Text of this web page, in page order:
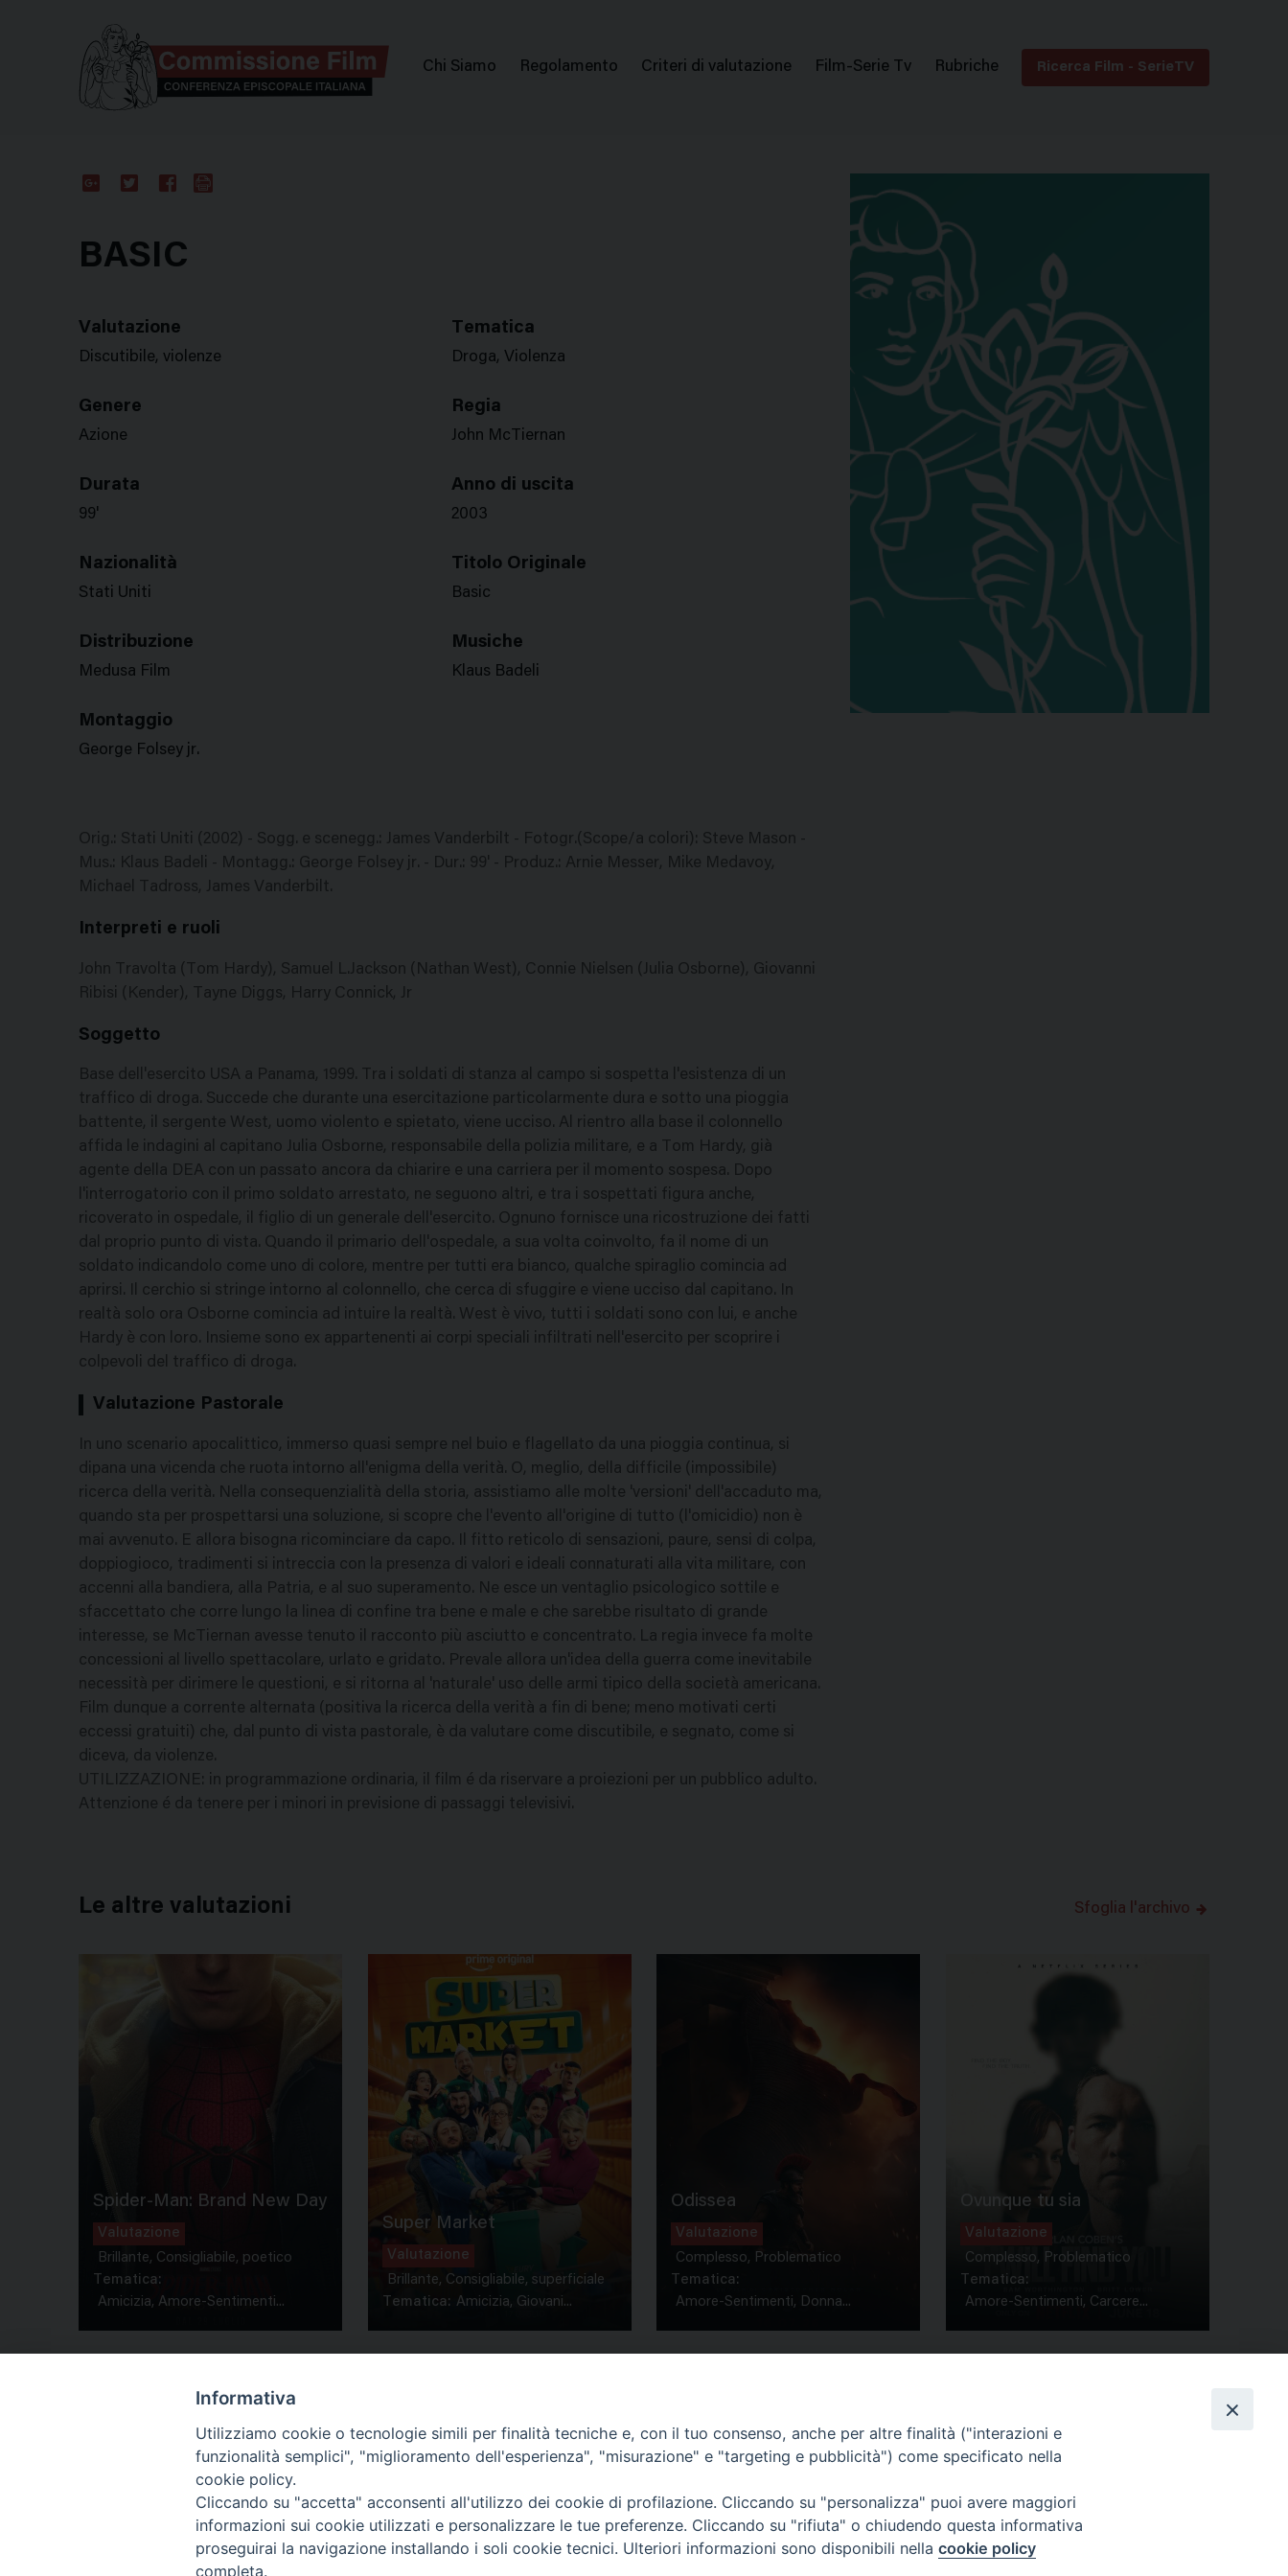
Menu
Chi Siamo Regolamento Criteri di valutazione Film-Serie Tv Rubriche Ricerca Film - SerieTV
BASIC
Valutazione
Discutibile, violenze
Tematica
Droga, Violenza
Genere
Azione
Regia
John McTiernan
Durata
99'
Anno di uscita
2003
Nazionalità
Stati Uniti
Titolo Originale
Basic
Distribuzione
Medusa Film
Musiche
Klaus Badeli
Montaggio
George Folsey jr.
Orig.: Stati Uniti (2002) - Sogg. e scenegg.: James Vanderbilt - Fotogr.(Scope/a colori): Steve Mason -
Mus.: Klaus Badeli - Montagg.: George Folsey jr. - Dur.: 99' - Produz.: Arnie Messer, Mike Medavoy,
Michael Tadross, James Vanderbilt.
Interpreti e ruoli
John Travolta (Tom Hardy), Samuel L.Jackson (Nathan West), Connie Nielsen (Julia Osborne), Giovanni
Ribisi (Kender), Tayne Diggs, Harry Connick, Jr
Soggetto
Base dell'esercito USA a Panama, 1999. Tra i soldati di stanza al campo si sospetta l'esistenza di un
traffico di droga. Succede che durante una esercitazione particolarmente dura e sotto una pioggia
battente, il sergente West, uomo violento e spietato, viene ucciso. Al rientro alla base il colonnello
affida le indagini al capitano Julia Osborne, responsabile della polizia militare, e a Tom Hardy, già
agente della DEA con un passato ancora da chiarire e una carriera per il momento sospesa. Dopo
l'interrogatorio con il primo soldato arrestato, ne seguono altri, e tra i sospettati figura anche,
ricoverato in ospedale, il figlio di un generale dell'esercito. Ognuno fornisce una ricostruzione dei fatti
dal proprio punto di vista. Quando il primario dell'ospedale, a sua volta coinvolto, fa il nome di un
soldato indicandolo come uno di colore, mentre per tutti era bianco, qualche spiraglio comincia ad
aprirsi. Il cerchio si stringe intorno al colonnello, che cerca di sfuggire e viene ucciso dal capitano. In
realtà solo ora Osborne comincia ad intuire la realtà. West è vivo, tutti i soldati sono con lui, e anche
Hardy è con loro. Insieme sono ex appartenenti ai corpi speciali infiltrati nell'esercito per scoprire i
colpevoli del traffico di droga.
Valutazione Pastorale
In uno scenario apocalittico, immerso quasi sempre nel buio e flagellato da una pioggia continua, si
dipana una vicenda che ruota intorno all'enigma della verità. O, meglio, della difficile (impossibile)
ricerca della verità. Nella consequenzialità della storia, assistiamo alle molte 'versioni' dell'accaduto ma,
quando sta per prospettarsi una soluzione, si scopre che l'evento all'origine di tutto (l'omicidio) non è
mai avvenuto. E allora bisogna ricominciare da capo. Il fitto reticolo di sensazioni, paure, sensi di colpa,
doppiogioco, tradimenti si intreccia con la presenza di valori e ideali connaturati alla vita militare, con
accenni alla bandiera, alla Patria, e al suo superamento. Ne esce un ventaglio psicologico sottile e
sfaccettato che corre lungo la linea di confine tra bene e male e che sarebbe risultato di grande
interesse, se McTiernan avesse tenuto il racconto più asciutto e concentrato. La regia invece fa molte
concessioni al livello spettacolare, urlato e gridato. Prevale allora un'idea della guerra come inevitabile
necessità per dirimere le questioni, e si ritorna al 'naturale' uso delle armi tipico della società americana.
Film dunque a corrente alternata (positiva la ricerca della verità a fin di bene; meno motivati certi
eccessi gratuiti) che, dal punto di vista pastorale, è da valutare come discutibile, e segnato, come si
diceva, da violenze.
UTILIZZAZIONE: in programmazione ordinaria, il film é da riservare a proiezioni per un pubblico adulto.
Attenzione é da tenere per i minori in previsione di passaggi televisivi.
Le altre valutazioni Sfoglia l'archivo
Spider-Man: Brand New Day
Valutazione
Brillante, Consigliabile, poetico
Tematica:
Amicizia, Amore-Sentimenti...
Super Market
Valutazione
Brillante, Consigliabile, superficiale
Tematica: Amicizia, Giovani...
Odissea
Valutazione
Complesso, Problematico
Tematica:
Amore-Sentimenti, Donna...
Ovunque tu sia
Valutazione
Complesso, Problematico
Tematica:
Amore-Sentimenti, Carcere...
Contatti & Info
C.ne Aurelia, 50 – 00165 Roma Contatti
Credits
Scrivi a: cnvf@chiesacattolica.it
Privacy Policy
Informativa
Utilizziamo cookie o tecnologie simili per finalità tecniche e, con il tuo consenso, anche per altre finalità ("interazioni e
funzionalità semplici", "miglioramento dell'esperienza", "misurazione" e "targeting e pubblicità") come specificato nella
cookie policy.
Cliccando su "accetta" acconsenti all'utilizzo dei cookie di profilazione. Cliccando su "personalizza" puoi avere maggiori
informazioni sui cookie utilizzati e personalizzare le tue preferenze. Cliccando su "rifiuta" o chiudendo questa informativa
proseguirai la navigazione installando i soli cookie tecnici. Ulteriori informazioni sono disponibili nella cookie policy
completa.